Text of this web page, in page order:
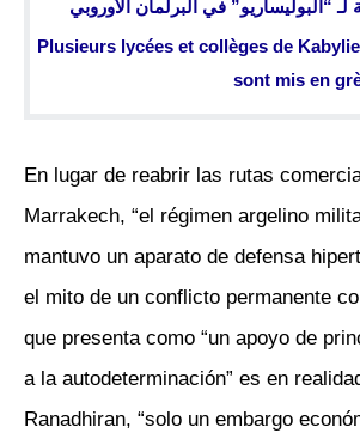
“البوليساريو” في البرلمان الأوروبي
Plusieurs lycées et collèges de
sont mis en
En lugar de reabrir las rutas
Marrakech, “el régimen argelino
mantuvo un aparato de defensa
el mito de un conflicto permanente
que presenta como “un apoyo de
a la autodeterminación” es en
Ranadhiran, “solo un embargo